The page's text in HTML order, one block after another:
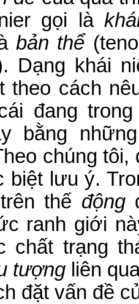
gọi là
bản thể
Dạng khái
theo cách
đang
bằng
chúng tôi,
biệt lưu ý.
thế động
ranh giới
chất trạng
tượng liên
đặt vấn đề